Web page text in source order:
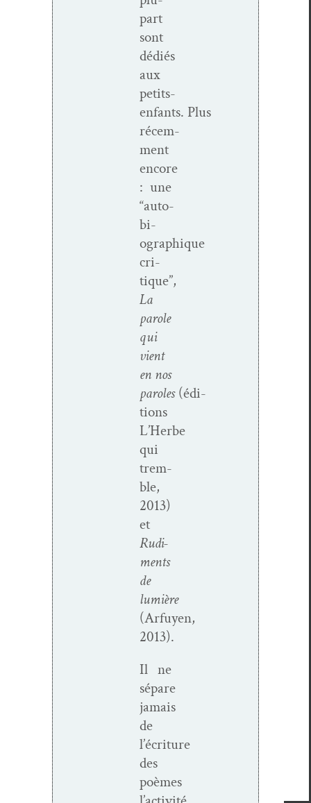
part
sont
dédiés
aux
petits-
enfants. Plus
récem­
ment
encore
: une
“auto­
bi­
ographique
cri­
tique”,
La
parole
qui
vient
en nos
paroles(édi­
tions
L’Herbe
qui
trem­
ble,
2013)
et
Rudi­
ments
de
lumière
(Arfuyen,
2013).
Il ne
sépare
jamais
de
l’écriture
des
poèmes